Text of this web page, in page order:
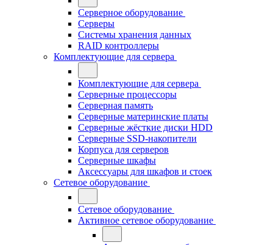
Серверное оборудование
Серверы
Системы хранения данных
RAID контроллеры
Комплектующие для сервера
Комплектующие для сервера
Серверные процессоры
Серверная память
Серверные материнские платы
Серверные жёсткие диски HDD
Серверные SSD-накопители
Корпуса для серверов
Серверные шкафы
Аксессуары для шкафов и стоек
Сетевое оборудование
Сетевое оборудование
Активное сетевое оборудование